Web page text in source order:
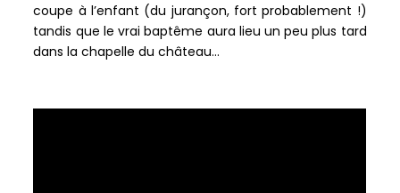
coupe à l’enfant (du jurançon, fort probablement !)
tandis que le vrai baptême aura lieu un peu plus tard
dans la chapelle du château…